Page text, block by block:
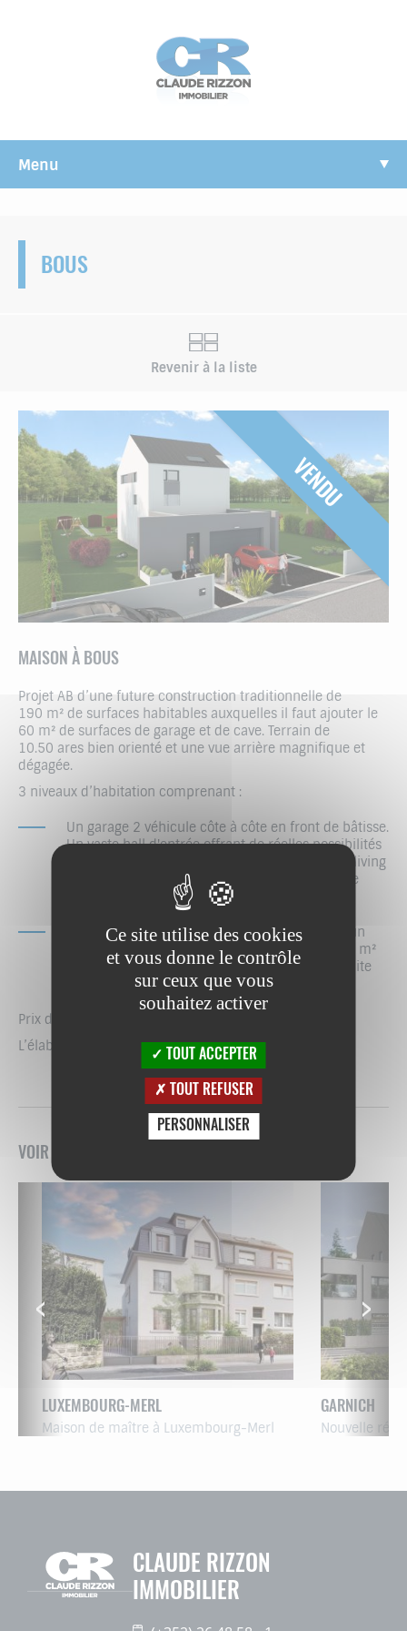
Menu
BOUS
Revenir à la liste
VENDU
MAISON À BOUS
Projet AB d’une future construction traditionnelle de
190 m² de surfaces habitables auxquelles il faut ajouter le
60 m² de surfaces de garage et de cave. Terrain de
10.50 ares bien orienté et une vue arrière magnifique et
dégagée.
3 niveaux d’habitation comprenant :
Un garage 2 véhicule côte à côte en front de bâtisse.
Un vaste hall d'entrée offrant de réelles possibilités
de rangement et un WC séparé, un bel espace living
et cuisine, avec un accès sur la terrasse, puis le
La partie nuit en deux étages est composée d’un
premier plateau avec 2 belles chambres de 20 m²
et leur salle de bains puis d’un plateau avec suite
parentale, salle de bain et dressing.
Prix de 996 865 € , terrain compris.
L’élaboration du passeport énergétique est en cours.
VOIR D’AUTRES BIENS
LUXEMBOURG-MERL
Maison de maître à Luxembourg-Merl
GARNICH
Nouvelle
CLAUDE RIZZON
IMMOBILIER
Ce site utilise des cookies
et vous donne le contrôle
sur ceux que vous
souhaitez activer
TOUT ACCEPTER
TOUT REFUSER
PERSONNALISER